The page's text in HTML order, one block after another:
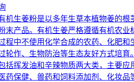
机生姜粉是以多年生草本植物姜的根
末产品。有机生姜严格遵循有机农业
程中不使用化学合成的农药、化肥和
轮作、生物防治等生态友好方式培育
括挥发油和辛辣物质两大类，主要应
药保健、兽药和饲料添加剂、化妆品